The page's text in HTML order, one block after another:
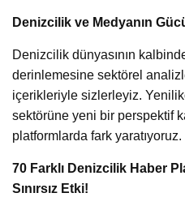
Denizcilik ve Medyanın
Denizcilik dünyasının
derinlemesine sektörel
içerikleriyle sizlerleyiz.
sektörüne yeni bir perspektif
platformlarda fark yaratıyoruz.
70 Farklı Denizcilik Haber
Sınırsız Etki!